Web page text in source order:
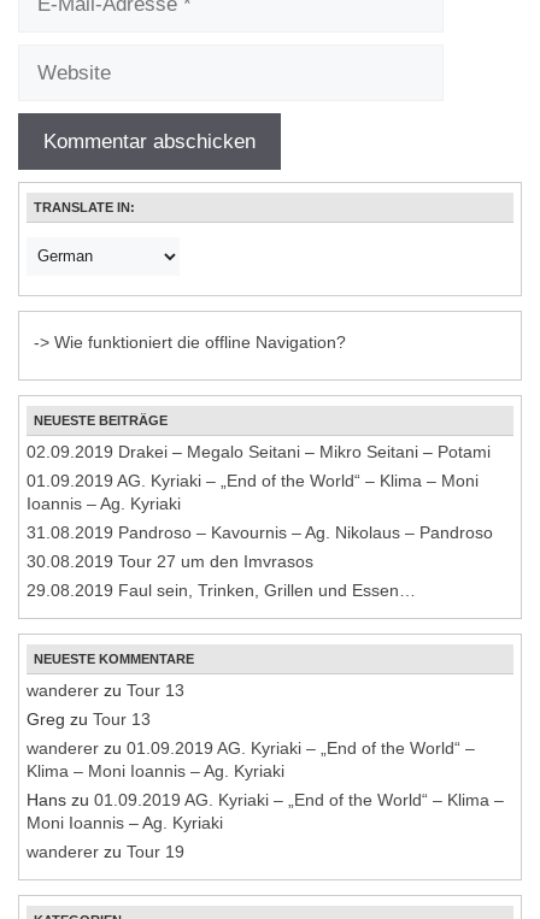
Mail-
TRANSLATE IN:
-> Wie funktioniert die offline Navigation?
NEUESTE BEITRÄGE
02.09.2019 Drakei – Megalo Seitani – Mikro Seitani – Potami
01.09.2019 AG. Kyriaki – „End of the World“ – Klima – Moni
Ioannis – Ag. Kyriaki
31.08.2019 Pandroso – Kavournis – Ag. Nikolaus – Pandroso
30.08.2019 Tour 27 um den Imvrasos
29.08.2019 Faul sein, Trinken, Grillen und Essen…
NEUESTE KOMMENTARE
wanderer zu Tour 13
Greg zu Tour 13
wanderer zu 01.09.2019 AG. Kyriaki – „End of the World“ –
Klima – Moni Ioannis – Ag. Kyriaki
Hans zu 01.09.2019 AG. Kyriaki – „End of the World“ – Klima –
Moni Ioannis – Ag. Kyriaki
wanderer zu Tour 19